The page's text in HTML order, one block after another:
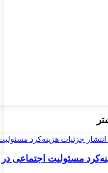
مسئولیت اجتماعی